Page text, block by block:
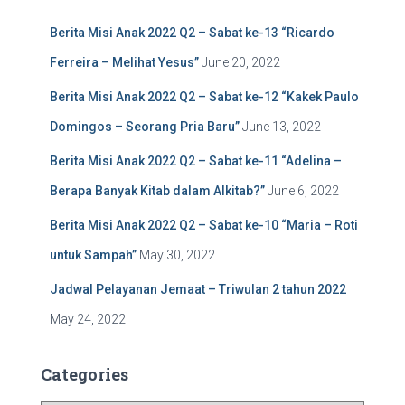
Berita Misi Anak 2022 Q2 – Sabat ke-13 “Ricardo
Ferreira – Melihat Yesus”June 20, 2022
Berita Misi Anak 2022 Q2 – Sabat ke-12 “Kakek Paulo
Domingos – Seorang Pria Baru”June 13, 2022
Berita Misi Anak 2022 Q2 – Sabat ke-11 “Adelina –
Berapa Banyak Kitab dalam Alkitab?”June 6, 2022
Berita Misi Anak 2022 Q2 – Sabat ke-10 “Maria – Roti
untuk Sampah” May 30, 2022
Jadwal Pelayanan Jemaat – Triwulan 2 tahun 2022
May 24, 2022
Categories